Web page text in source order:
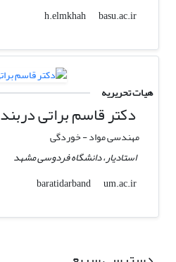
h.elmkhah
basu.ac.ir
هیات تحریریه
دکتر قاسم براتی دربند
مهندسی مواد - خوردگی
استادیار، دانشگاه فردوسی مشهد
baratidarband
um.ac.ir